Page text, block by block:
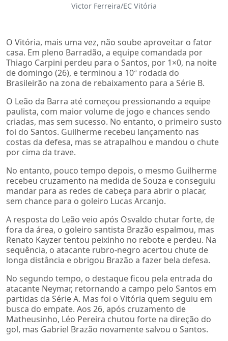
Victor Ferreira/EC Vitória
O Vitória, mais uma vez, não soube aproveitar o fator
casa. Em pleno Barradão, a equipe comandada por
Thiago Carpini perdeu para o Santos, por 1×0, na noite
de domingo (26), e terminou a 10ª rodada do
Brasileirão na zona de rebaixamento para a Série B.
O Leão da Barra até começou pressionando a equipe
paulista, com maior volume de jogo e chances sendo
criadas, mas sem sucesso. No entanto, o primeiro susto
foi do Santos. Guilherme recebeu lançamento nas
costas da defesa, mas se atrapalhou e mandou o chute
por cima da trave.
No entanto, pouco tempo depois, o mesmo Guilherme
recebeu cruzamento na medida de Souza e conseguiu
mandar para as redes de cabeça para abrir o placar,
sem chance para o goleiro Lucas Arcanjo.
A resposta do Leão veio após Osvaldo chutar forte, de
fora da área, o goleiro santista Brazão espalmou, mas
Renato Kayzer tentou peixinho no rebote e perdeu. Na
sequência, o atacante rubro-negro acertou chute de
longa distância e obrigou Brazão a fazer bela defesa.
No segundo tempo, o destaque ficou pela entrada do
atacante Neymar, retornando a campo pelo Santos em
partidas da Série A. Mas foi o Vitória quem seguiu em
busca do empate. Aos 26, após cruzamento de
Matheusinho, Léo Pereira chutou forte na direção do
gol, mas Gabriel Brazão novamente salvou o Santos.